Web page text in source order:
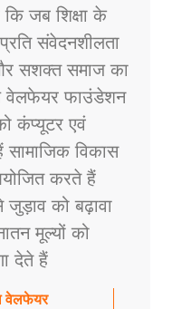
जब शिक्षा के
संवेदनशीलता
सशक्त समाज का
वेलफेयर फाउंडेशन
कंप्यूटर एवं
सामाजिक विकास
करते हैं
जुड़ाव को बढ़ावा
मूल्यों को
देते हैं
वेलफेयर